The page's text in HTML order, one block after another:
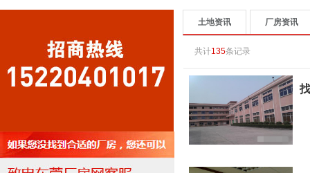
土地资讯 厂房资讯
共计135条记录